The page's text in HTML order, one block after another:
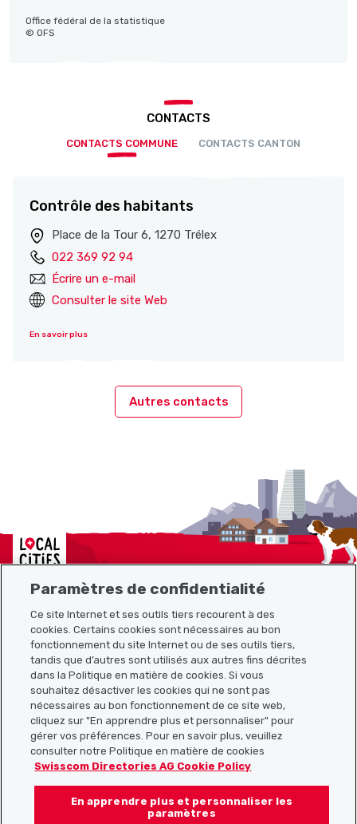
Office fédéral de la statistique
© OFS
CONTACTS
CONTACTS COMMUNE CONTACTS CANTON
Contrôle des habitants
Place de la Tour 6, 1270 Trélex
022 369 92 94
Écrire un e-mail
Consulter le site Web
En savoir plus
Autres contacts
Localcities
Plan du site
Liens utiles
Télécharger l’application Localcities
Suis-nous sur les réseaux sociaux :
Paramètres de confidentialité
Ce site Internet et ses outils tiers recourent à des
cookies. Certains cookies sont nécessaires au bon
fonctionnement du site Internet ou de ses outils tiers,
tandis que d’autres sont utilisés aux autres fins décrites
dans la Politique en matière de cookies. Si vous
souhaitez désactiver les cookies qui ne sont pas
nécessaires au bon fonctionnement de ce site web,
cliquez sur "En apprendre plus et personnaliser" pour
gérer vos préférences. Pour en savoir plus, veuillez
consulter notre Politique en matière de cookies
Swisscom Directories AG Cookie Policy
En apprendre plus et personnaliser les
paramètres